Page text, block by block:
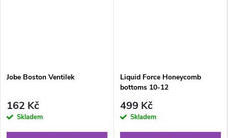
Jobe Boston Ventilek
162 Kč
Skladem
Liquid Force Honeycomb
bottoms 10-12
499 Kč
Skladem